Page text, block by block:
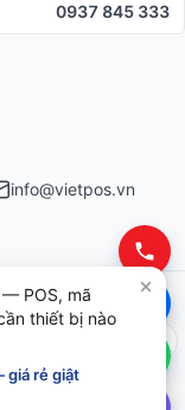
0937 845 333
info@vietpos.vn
— POS, mã
thiết bị nào
giá rẻ giật